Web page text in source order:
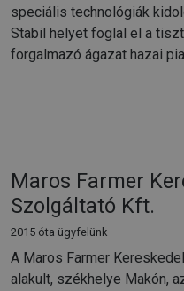
speciális technológiák
Stabil helyet foglal el a
forgalmazó ágazat hazai
Maros Farmer
Szolgáltató Kft.
2015 óta ügyfelünk
A Maros Farmer
alakult, székhelye Makón,